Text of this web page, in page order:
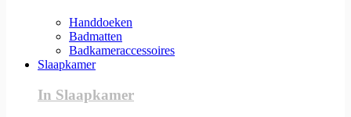
Handdoeken
Badmatten
Badkameraccessoires
Slaapkamer
In Slaapkamer